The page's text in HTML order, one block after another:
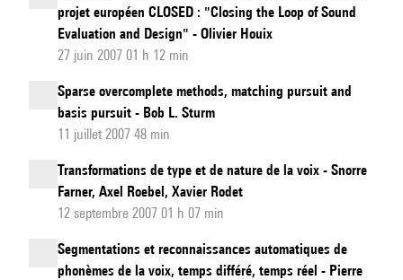
projet européen CLOSED : "Closing the Loop of Sound
Evaluation and Design" - Olivier Houix
27 juin 2007 01 h 12 min
Sparse overcomplete methods, matching pursuit and
basis pursuit - Bob L. Sturm
11 juillet 2007 48 min
Transformations de type et de nature de la voix - Snorre
Farner, Axel Roebel, Xavier Rodet
12 septembre 2007 01 h 07 min
Segmentations et reconnaissances automatiques de
phonèmes de la voix, temps différé, temps réel - Pierre